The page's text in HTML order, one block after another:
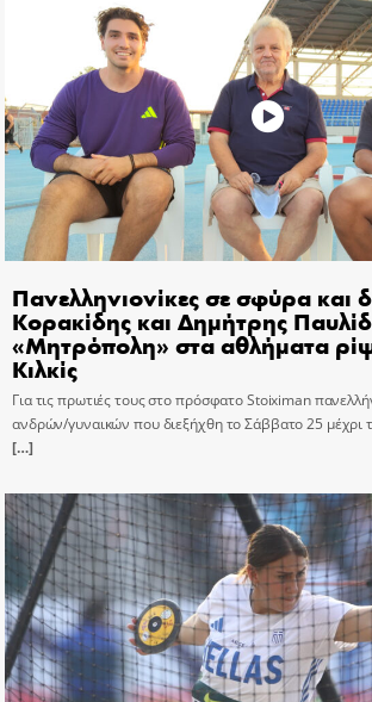
Πανελληνιονίκες σε σφύρα και
Κορακίδης και Δημήτρης
«Μητρόπολη» στα αθλήματα
Κιλκίς
Για τις πρωτιές τους στο πρόσφατο Stoiximan
ανδρών/γυναικών που διεξήχθη το Σάββατο 25 μέχρι
[…]